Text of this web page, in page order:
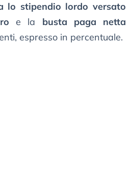
lo stipendio lordo versato
e la busta paga netta
espresso in percentuale.